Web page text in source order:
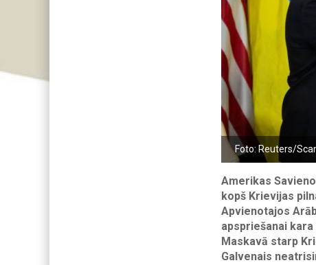
Foto: Reuters/
Amerikas
kopš Krievijas
Apvienotajos
apspriešanai
Maskavā starp
Galvenais